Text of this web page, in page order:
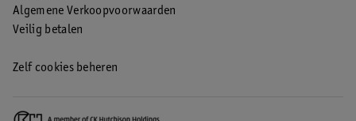
Algemene Verkoopvoorwaarden
Veilig betalen
Zelf cookies beheren